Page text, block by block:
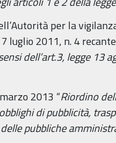
per la
luglio 2011, n. 4
dell’art.3, legge 13
2013 “Riordino
di pubblicità,
pubbliche